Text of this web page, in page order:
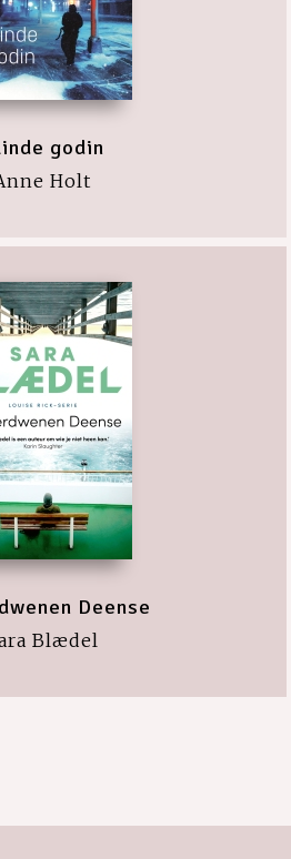
godin
Holt
Deense
Blædel